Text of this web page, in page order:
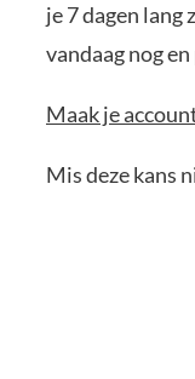
je 7 dagen
vandaag nog
Maak je
Mis deze kans